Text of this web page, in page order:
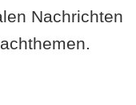
Nachrichten